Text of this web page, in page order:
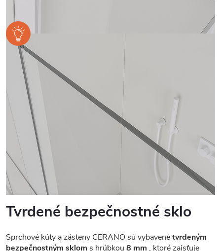
Tvrdené bezpečnostné sklo
Sprchové kúty a zásteny CERANO sú vybavenétvrdeným
bezpečnostným sklom s hrúbkou 8 mm , ktoré zaisťuje